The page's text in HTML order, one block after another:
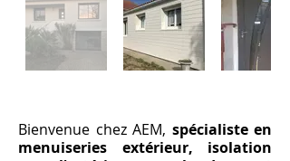
Bienvenue chez AEM, spécialiste en
menuiseries extérieur, isolation